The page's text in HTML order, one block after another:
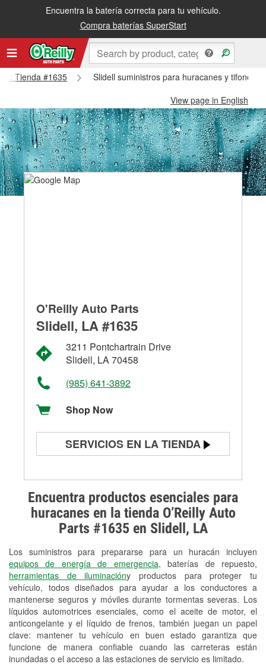
Encuentra la batería correcta para tu vehículo.
Compra baterías SuperStart
Tienda #1635
Slidell suministros para huracanes y tifones -
View page in English
Encuentra productos esenciales para
huracanes en la tienda O’Reilly Auto
Parts #1635 en Slidell, LA
Los suministros para prepararse para un huracán incluyen
equipos de energía de emergencia, baterías de repuesto,
herramientas de iluminacióny productos para proteger tu
vehículo, todos diseñados para ayudar a los conductores a
mantenerse seguros y móviles durante tormentas severas. Los
líquidos automotrices esenciales, como el aceite de motor, el
anticongelante y el líquido de frenos, también juegan un papel
clave: mantener tu vehículo en buen estado garantiza que
funcione de manera confiable cuando las carreteras están
inundadas o el acceso a las estaciones de servicio es limitado.
O'Reilly Auto Parts
Slidell, LA #1635
3211 Pontchartrain Drive
Slidell, LA 70458
(985) 641-3892
Shop Now
SERVICIOS EN LA TIENDA
Prueba de alternadores y
arrancadores
Revisión de la luz "Check Engine"
Reciclaje de baterías y aceite
Instalación de bombillas de faros
Instalación de limpiaparabrisas
Programa de Préstamo de
Herramientas
Rectificación de tambores y discos de